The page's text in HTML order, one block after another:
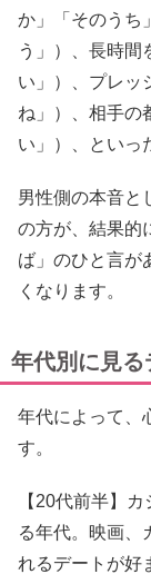
か」「そのうち
う」）、長時間
い」）、プレッ
ね」）、相手の
い」）、といっ
男性側の本音と
の方が、結果的
ば」のひと言が
くなります。
年代別に見る
年代によって、
す。
【20代前半】
る年代。映画、
れるデートが好